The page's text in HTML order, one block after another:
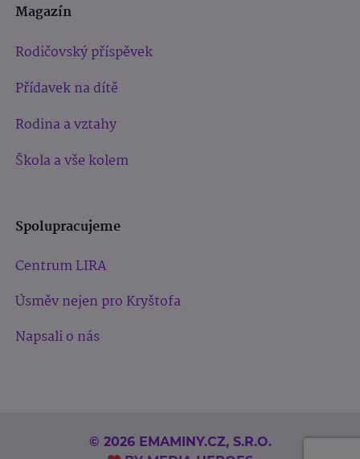
Magazín
Rodičovský příspěvek
Přídavek na dítě
Rodina a vztahy
Škola a vše kolem
Spolupracujeme
Centrum LIRA
Úsměv nejen pro Kryštofa
Napsali o nás
© 2026 EMAMINY.CZ, S.R.O.